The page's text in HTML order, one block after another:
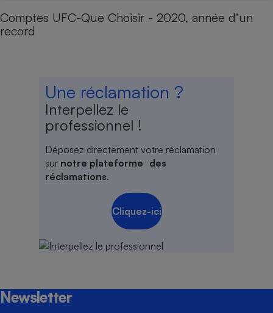
Comptes UFC-Que Choisir - 2020, année d’un
record
Une réclamation ?
Interpellez le
professionnel !
Déposez directement votre réclamation
sur notre plateforme des
réclamations.
Cliquez-ici
Newsletter